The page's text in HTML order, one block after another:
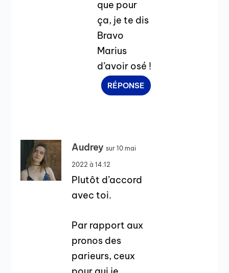
que pour
ça, je te dis
Bravo
Marius
d’avoir osé !
RÉPONSE
Audrey sur 10 mai
2022 à 14:12
Plutôt d’accord
avec toi.
Par rapport aux
pronos des
parieurs, ceux